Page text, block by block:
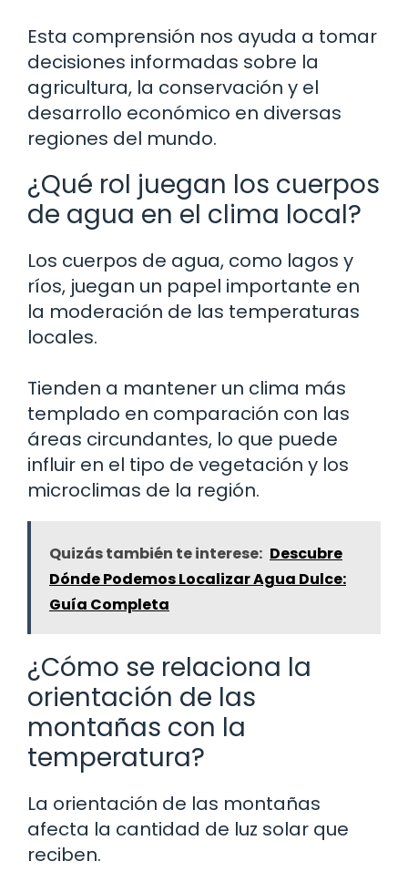
Esta comprensión nos ayuda a tomar
decisiones informadas sobre la
agricultura, la conservación y el
desarrollo económico en diversas
regiones del mundo.
¿Qué rol juegan los cuerpos
de agua en el clima local?
Los cuerpos de agua, como lagos y
ríos, juegan un papel importante en
la moderación de las temperaturas
locales.
Tienden a mantener un clima más
templado en comparación con las
áreas circundantes, lo que puede
influir en el tipo de vegetación y los
microclimas de la región.
Quizás también te interese: Descubre
Dónde Podemos Localizar Agua Dulce:
Guía Completa
¿Cómo se relaciona la
orientación de las
montañas con la
temperatura?
La orientación de las montañas
afecta la cantidad de luz solar que
reciben.